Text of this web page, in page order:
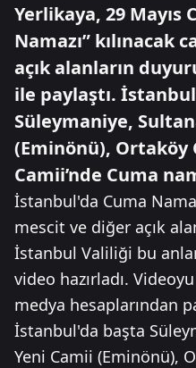
Yerlikaya, 29 Mayıs
Namazı” kılınacak
açık alanların
ile paylaştı.
Süleymaniye,
(Eminönü), Ortaköy
Camii’nde Cuma
İstanbul'da Cuma
mescit ve diğer açık
İstanbul Valiliği bu
video hazırladı.
medya hesaplarından
İstanbul'da başta
Yeni Camii (Eminönü),